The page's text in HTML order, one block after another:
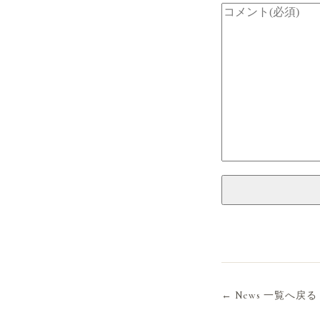
← News 一覧へ戻る